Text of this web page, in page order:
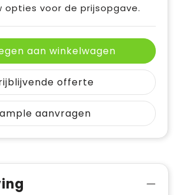
opties voor de prijsopgave.
aan winkelwagen
offerte
aanvragen